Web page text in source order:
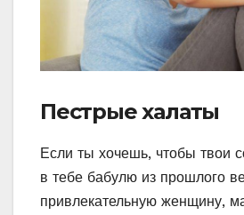
Пестрые халаты
Если ты хочешь, чтобы твои
в тебе бабулю из прошлого
привлекательную женщину,